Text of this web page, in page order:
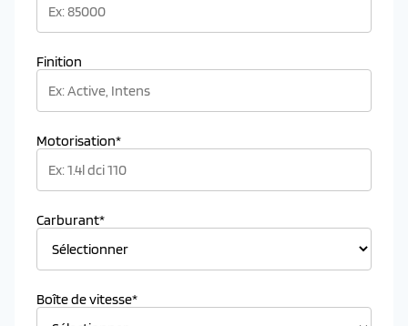
Finition
Motorisation*
Carburant*
Boîte de vitesse*